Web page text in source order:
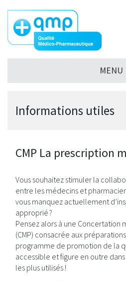
MENU
Informations utiles
CMP La prescription
Vous souhaitez stimuler la
entre les médecins et
vous manquez actuellement
approprié ?
Pensez alors à une Concertation
(CMP) consacrée aux
programme de promotion de la
accessible et figure en outre
les plus utilisés !